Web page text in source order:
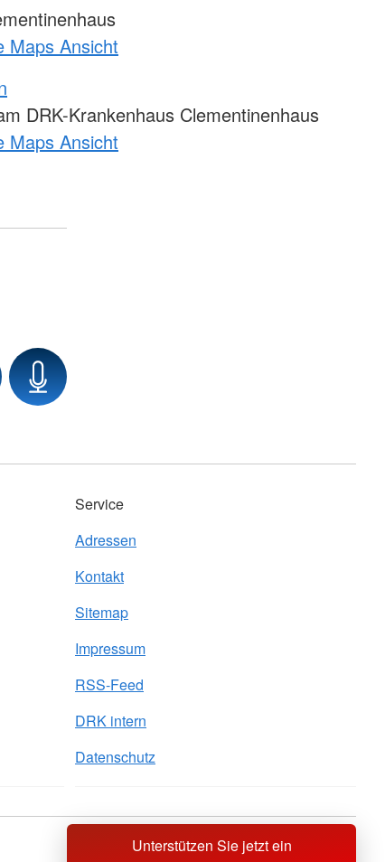
Maps Ansicht
DRK-Krankenhaus Clementinenhaus
Maps Ansicht
Unterstützen Sie jetzt ein
Service
Adressen
Kontakt
Sitemap
Impressum
RSS-Feed
DRK intern
Datenschutz
Sprache wechseln zu